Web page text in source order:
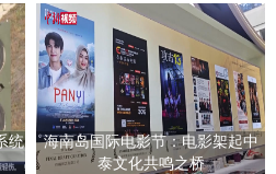
统
海南岛国际电影节：电影架起中
泰文化共鸣之桥